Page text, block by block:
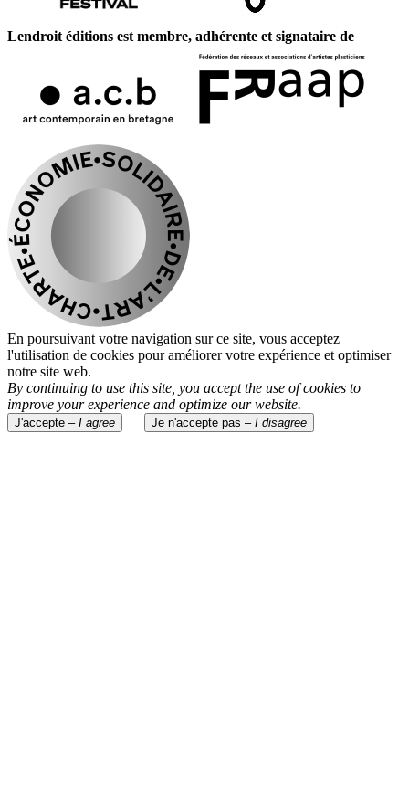
Lendroit éditions est membre, adhérente et signataire de
En poursuivant votre navigation sur ce site, vous acceptez
l'utilisation de cookies pour améliorer votre expérience et optimiser
notre site web.
By continuing to use this site, you accept the use of cookies to
improve your experience and optimize our website.
J'accepte – I agree Je n'accepte pas – I disagree